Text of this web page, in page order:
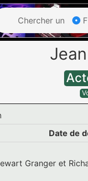
Chercher un
Date de
Granger et